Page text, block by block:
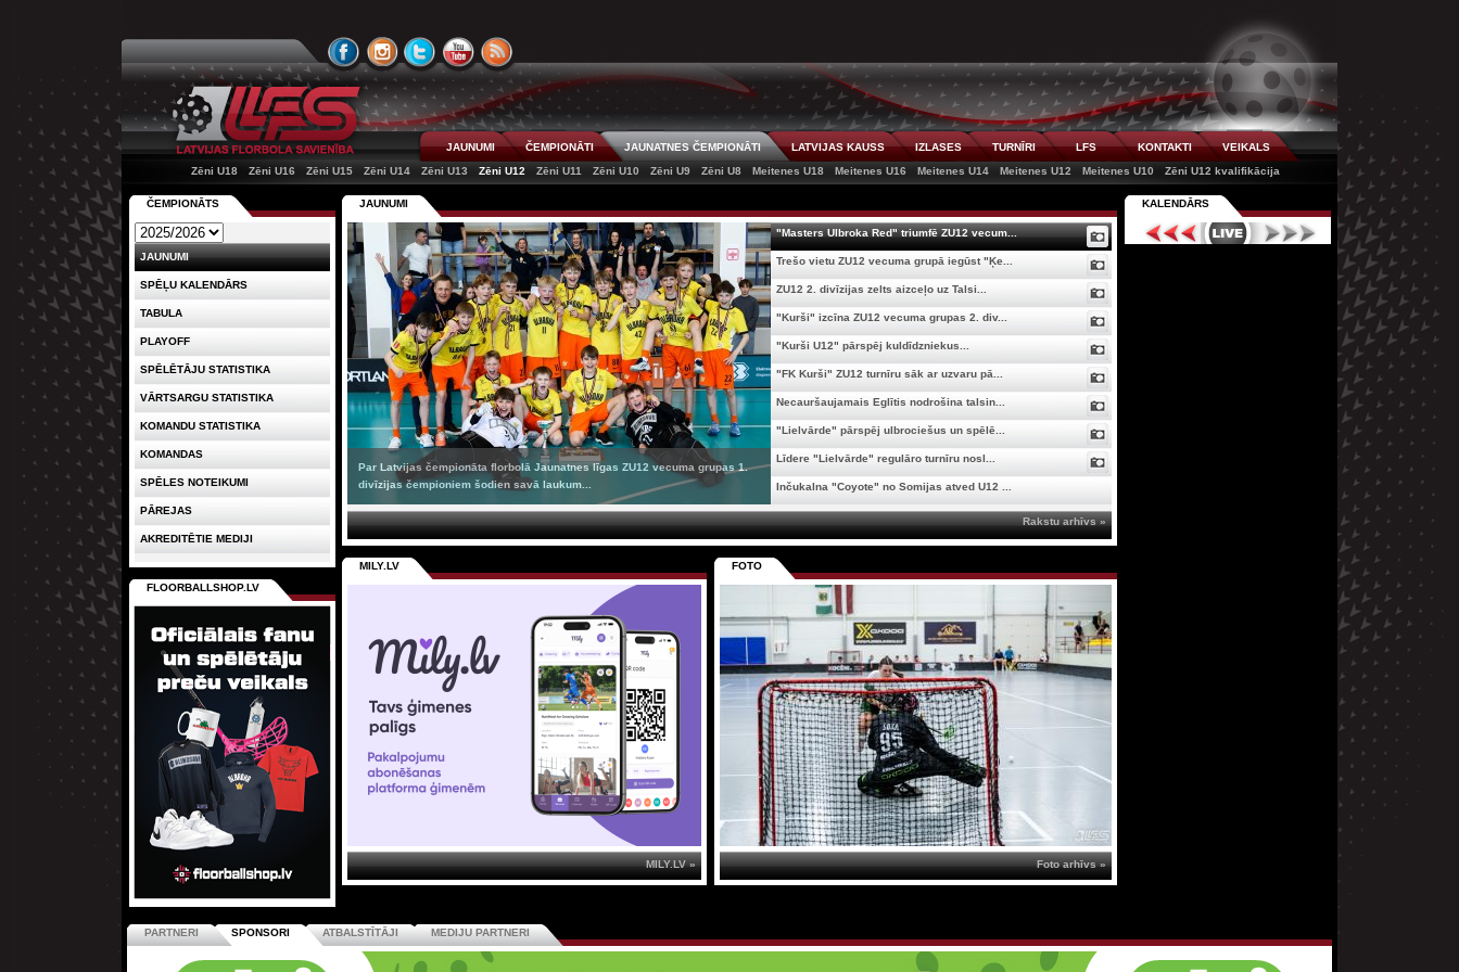
JAUNUMI ČEMPIONĀTI JAUNATNES ČEMPIONĀTI LATVIJAS KAUSS IZLASES TURNĪRI LFS KONTAKTI
VEIKALS
Zēni U18
Zēni U16 Zēni U15 Zēni U14 Zēni U13 Zēni U12 Zēni U11 Zēni U10 Zēni U9 Zēni U8 Meitenes U18 Meitenes U16 Meitenes U14 Meitenes U12 Meitenes U10 Zēni U12 kvalifikācija
JAUNUMI
Par Latvijas čempionāta florbolā Jaunatnes līgas ZU12 vecuma grupas 1.
divīzijas čempioniem šodien savā laukum...
"Masters Ulbroka Red" triumfē ZU12 vecum...
Trešo vietu ZU12 vecuma grupā iegūst "Ķe...
ZU12 2. divīzijas zelts aizceļo uz Talsi...
"Kurši" izcīna ZU12 vecuma grupas 2. div...
"Kurši U12" pārspēj kuldīdzniekus...
"FK Kurši" ZU12 turnīru sāk ar uzvaru pā...
Necauršaujamais Eglītis nodrošina talsin...
"Lielvārde" pārspēj ulbrociešus un spēlē...
Līdere "Lielvārde" regulāro turnīru nosl...
Inčukalna "Coyote" no Somijas atved U12 ...
Rakstu arhīvs »
MILY.LV
MILY.LV »
FOTO
Foto arhīvs »
ČEMPIONĀTS
JAUNUMI
SPĒĻU KALENDĀRS
TABULA
PLAYOFF
SPĒLĒTĀJU STATISTIKA
VĀRTSARGU STATISTIKA
KOMANDU STATISTIKA
KOMANDAS
SPĒLES NOTEIKUMI
PĀREJAS
AKREDITĒTIE MEDIJI
FLOORBALLSHOP.LV
KALENDĀRS
PARTNERI SPONSORI ATBALSTĪTĀJI MEDIJU PARTNERI